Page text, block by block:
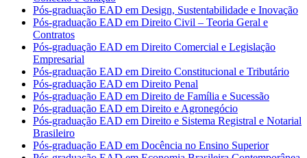
Pós-graduação EAD em Design, Sustentabilidade e Inovação
Pós-graduação EAD em Direito Civil – Teoria Geral e
Contratos
Pós-graduação EAD em Direito Comercial e Legislação
Empresarial
Pós-graduação EAD em Direito Constitucional e Tributário
Pós-graduação EAD em Direito Penal
Pós-graduação EAD em Direito de Família e Sucessão
Pós-graduação EAD em Direito e Agronegócio
Pós-graduação EAD em Direito e Sistema Registral e Notarial
Brasileiro
Pós-graduação EAD em Docência no Ensino Superior